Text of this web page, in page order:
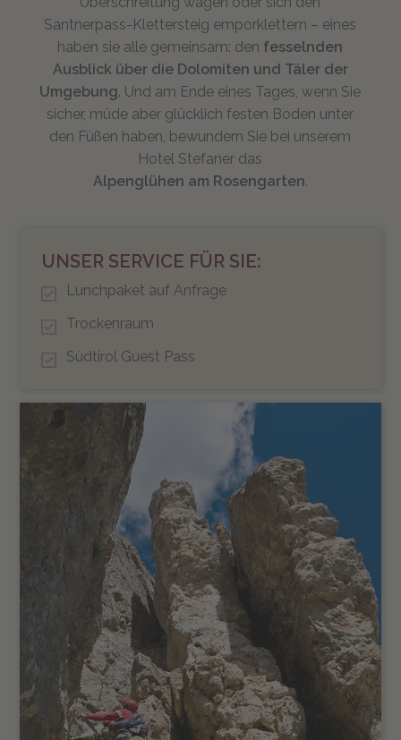
Santnerpass-Klettersteig emporklettern – eines
haben sie alle gemeinsam: den fesselnden
Ausblick über die Dolomiten und Täler der
Umgebung. Und am Ende eines Tages, wenn Sie
sicher, müde aber glücklich festen Boden unter
den Füßen haben, bewundern Sie bei unserem
Hotel Stefaner das
Alpenglühen am Rosengarten.
UNSER SERVICE FÜR SIE:
Lunchpaket auf Anfrage
Trockenraum
Südtirol Guest Pass